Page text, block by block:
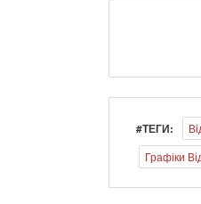
#ТЕГИ:
Графіки